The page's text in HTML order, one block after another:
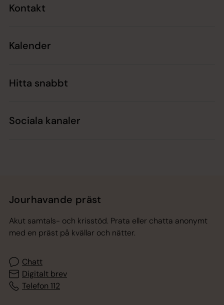
Kontakt
Kalender
Hitta snabbt
Sociala kanaler
Jourhavande präst
Akut samtals- och krisstöd. Prata eller chatta anonymt
med en präst på kvällar och nätter.
Chatt
Digitalt brev
Telefon 112